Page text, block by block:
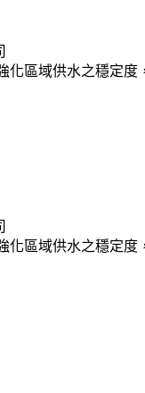
化區域供水之穩定
化區域供水之穩定